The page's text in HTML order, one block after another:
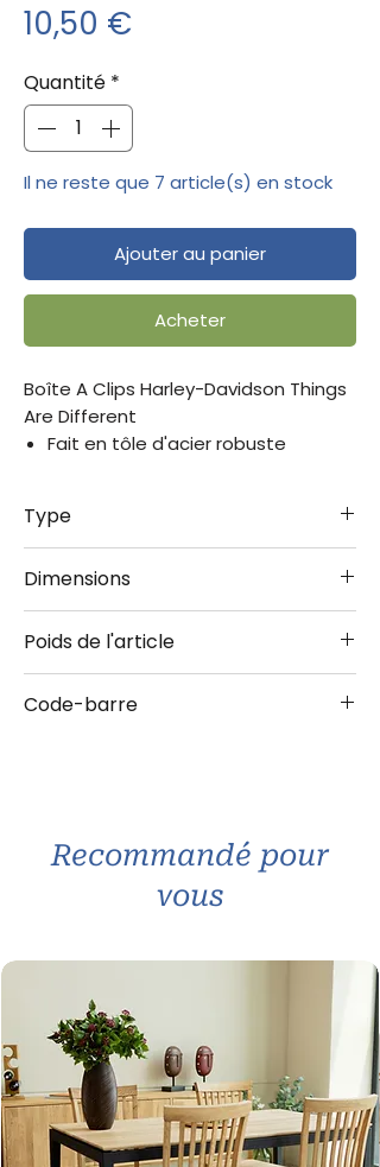
10,50 €
Quantité *
Il ne reste que 7 article(s) en stock
Ajouter au panier
Acheter
Boîte A Clips Harley-Davidson Things
Are Different
Fait en tôle d'acier robuste
Motif en relief sur plusieurs niveaux
Sécurité alimentaire
Dimensons 7,5 x 11 x 17,5 cm
.
Couvercle aromatique avec
.
Type
Dimensions
Poids de l'article
Code-barre
Recommandé pour
vous